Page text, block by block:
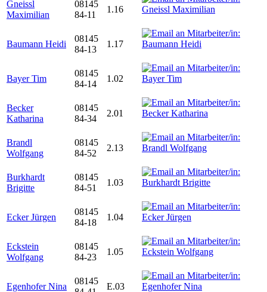
Gneissl
Maximilian
08145
84-11
1.16
Baumann Heidi
08145
84-13
1.17
Bayer Tim
08145
84-14
1.02
Becker
Katharina
08145
84-34
2.01
Brandl
Wolfgang
08145
84-52
2.13
Burkhardt
Brigitte
08145
84-51
1.03
Ecker Jürgen
08145
84-18
1.04
Eckstein
Wolfgang
08145
84-23
1.05
Egenhofer Nina
08145
E.03